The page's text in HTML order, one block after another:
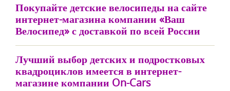
Покупайте детские велосипеды на сайте
интернет-магазина компании «Ваш
Велосипед» с доставкой по всей России
Лучший выбор детских и подростковых
квадроциклов имеется в интернет-
магазине компании On-Cars